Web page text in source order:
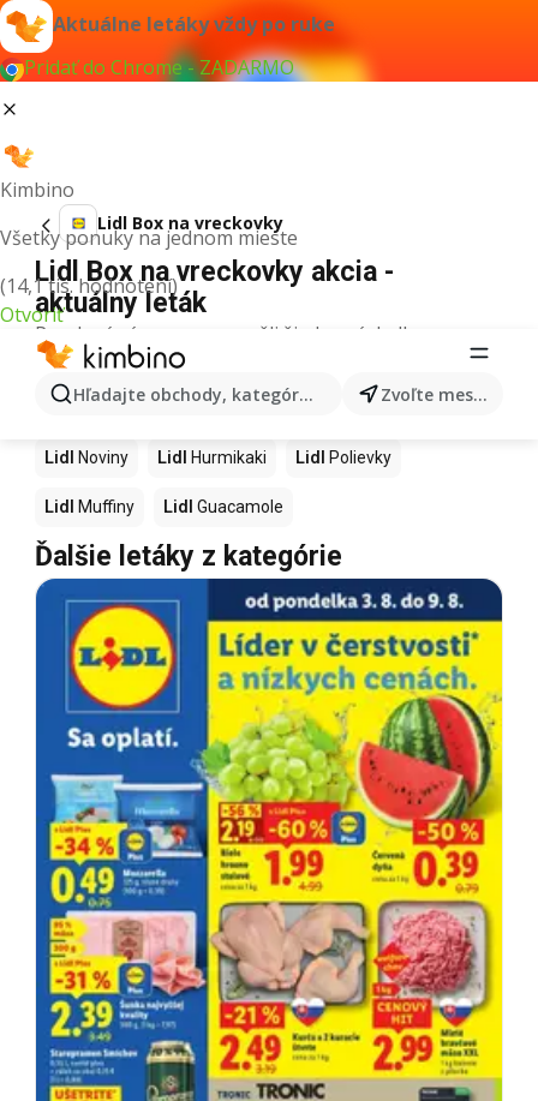
Aktuálne letáky vždy po ruke
Pridať do Chrome - ZADARMO
Kimbino
Všetky ponuky na jednom mieste
(14,1 tis. hodnotení)
Otvoriť
Hľadajte obchody, kategórie, produkty... Zvoľte mesto
Lidl Box na vreckovky
Lidl Box na vreckovky akcia -
aktuálny leták
Pre daný výraz sme nenašli žiadne výsledky.
Ďalšie produkty v obchodoch Lidl
Lidl Kapor Ashwagandha Nintendo Switch
Lidl Noviny Lidl Hurmikaki Lidl Polievky
Lidl Muffiny Lidl Guacamole
Ďalšie letáky z kategórie